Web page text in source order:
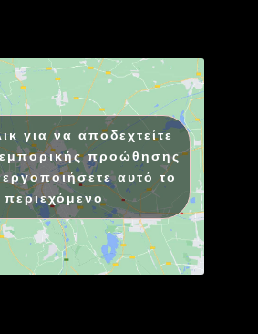
για να αποδεχτείτε
προώθησης
αυτό το
περιεχόμενο